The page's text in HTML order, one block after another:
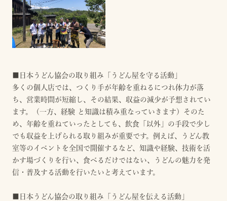
■日本うどん協会の取り組み「うどん屋を守る活動」
多くの個人店では、つくり手が年齢を重ねるにつれ体力が落
ち、営業時間が短縮し、その結果、収益の減少が予想されてい
ます。（一方、経験 と知識は積み重なっていきます）そのた
め、年齢を重ねていったとしても、飲食「以外」の手段で少し
でも収益を上げられる取り組みが重要です。例えば、うどん教
室等のイベントを全国で開催するなど、知識や経験、技術を活
かす場づくりを行い、食べるだけではない、うどんの魅力を発
信・普及する活動を行いたいと考えています。
■日本うどん協会の取り組み「うどん屋を伝える活動」